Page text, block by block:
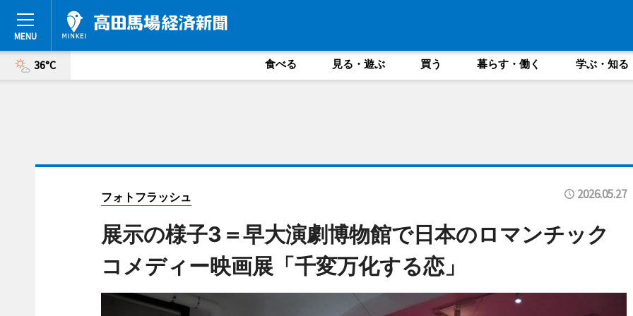
36°C 食べる 見る・遊ぶ 買う 暮らす・働く 学ぶ・知る
フォトフラッシュ 2026.05.27
展示の様子3＝早大演劇博物館で日本のロマンチック
コメディー映画展「千変万化する恋」